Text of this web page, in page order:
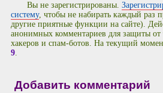
Вы не зарегистрированы.
систему, чтобы не набирать каждый раз
другие приятные функции на сайте).
анонимных комментариев для защиты
хакеров и спам-ботов. На текущий
9.
Добавить комментарий